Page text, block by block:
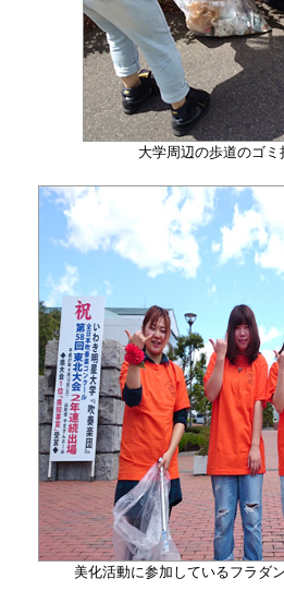
大学周辺の歩道のゴミ
美化活動に参加しているフラダ